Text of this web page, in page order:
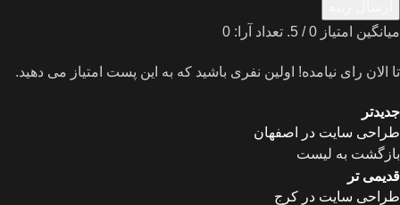
میانگین امتیاز 0/ 5. تعداد آرا: 0
تا الان رای نیامده! اولین نفری باشید که به این پست امتیاز می دهید.
جدیدتر
طراحی سایت در اصفهان
بازگشت به لیست
قدیمی تر
طراحی سایت در کرج